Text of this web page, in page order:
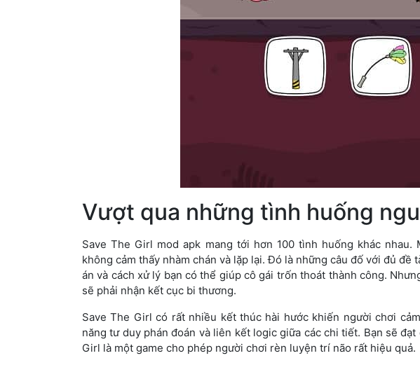
Vượt qua những tình huống
Save The Girl mod apk mang tới hơn 100 tình huống khác
không cảm thấy nhàm chán và lặp lại. Đó là những câu đố với đủ đề
án và cách xử lý bạn có thể giúp cô gái trốn thoát thành công.
sẽ phải nhận kết cục bi thương.
Save The Girl có rất nhiều kết thúc hài hước khiến người chơi
năng tư duy phán đoán và liên kết logic giữa các chi tiết. Bạn sẽ
Girl là một game cho phép người chơi rèn luyện trí não rất hiệu quả.